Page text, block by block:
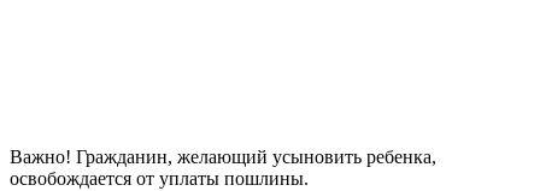
Важно! Гражданин, желающий усыновить ребенка,
освобождается от уплаты пошлины.